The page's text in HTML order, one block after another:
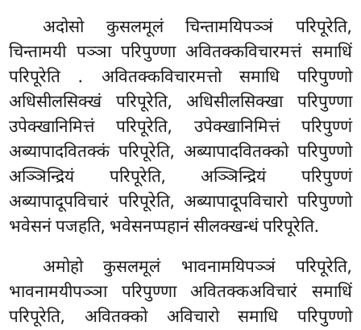
अदोसो कुसलमूलं चिन्तामयिपञ्ञं परिपूरेति,
चिन्तामयी पञ्ञा परिपुण्णा अवितक्कविचारमत्तं समाधिं
परिपूरेति . अवितक्कविचारमत्तो समाधि परिपुण्णो
अधिसीलसिक्खं परिपूरेति, अधिसीलसिक्खा परिपुण्णा
उपेक्खानिमित्तं परिपूरेति, उपेक्खानिमित्तं परिपुण्णं
अब्यापादवितक्कं परिपूरेति, अब्यापादवितक्को परिपुण्णो
अञ्ञिन्द्रियं परिपूरेति, अञ्ञिन्द्रियं परिपुण्णं
अब्यापादूपविचारं परिपूरेति, अब्यापादूपविचारो परिपुण्णो
भवेसनं पजहति, भवेसनप्पहानं सीलक्खन्धं परिपूरेति.
अमोहो कुसलमूलं भावनामयिपञ्ञं परिपूरेति,
भावनामयीपञ्ञा परिपुण्णा अवितक्कअविचारं समाधिं
परिपूरेति, अवितक्को अविचारो समाधि परिपुण्णो